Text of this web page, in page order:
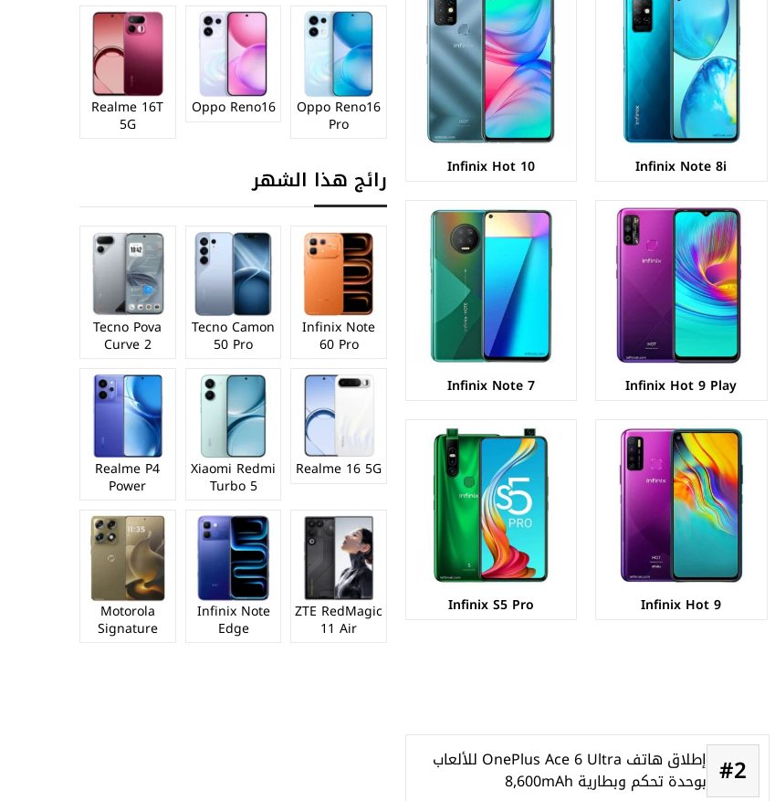
Infinix Note 8i
Infinix Hot 10
Infinix Hot 9 Play
الشاشة:IPS LCD بحجم 6.82 بوصة بدقة HD+
المعالج:Mediatek MT6761 Helio A22
الكاميرات:خلفية 13+AI م.ب/ امامية 8 م.ب.
الذاكرة+الرام:
نظام التشغيل:Android 10
البطارية:6000 ملي امبير
عرض المواصفات ←
Infinix Note 7
الشاشة:
المعالج:Mediatek Helio G70
الكاميرات:خلفية 48+2+2+AI م.ب/ امامية 16 م.ب.
الذاكرة+الرام:64/128 + 4/6 جيجابايت.
نظام التشغيل:Android 10
البطارية:5000 ملي امبير - 18 واط
عرض المواصفات ←
Infinix Hot 9
الشاشة:IPS LCD بحجم 6.6 بوصة بدقة HD+
المعالج:Mediatek MT6762D Helio A25
الكاميرات:خلفية 16+2+2+AI م.ب/ امامية 8 م.ب.
الذاكرة+الرام:32/64/128 + 2/3/4 جيجابايت.
نظام التشغيل:Android 10
البطارية:
عرض المواصفات ←
Infinix S5 Pro
الشاشة:IPS LCD بحجم 6.53 بوصة بدقة FHD+
المعالج:Mediatek MT6765 Helio P35
الكاميرات:خلفية 48+2+QVGA م.ب / امامية 16 م.ب
الذاكرة+الرام:64/128 + 4/6 جيجابايت.
نظام التشغيل:
4000 ملي امبير
عرض المواصفات ←
#2 إطلاق هاتف OnePlus Ace 6 Ultra للألعاب
بوحدة تحكم وبطارية 8,600mAh
Oppo Reno16
Pro
Oppo Reno16
Realme 16T
5G
رائج هذا الشهر
Infinix Note
60 Pro
Tecno Camon
50 Pro
Tecno Pova
Curve 2
Realme 16 5G
Xiaomi Redmi
Turbo 5
Realme P4
Power
ZTE RedMagic
11 Air
Infinix Note
Edge
Motorola
Signature